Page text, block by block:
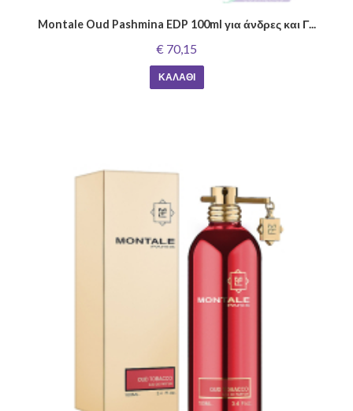
Montale Oud Pashmina EDP 100ml για άνδρες και Γ...
€ 70,15
ΚΑΛΆΘΙ